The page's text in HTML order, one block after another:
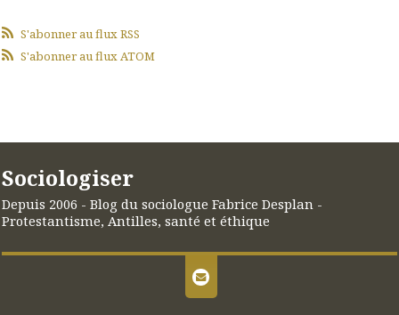
S'abonner au flux RSS
S'abonner au flux ATOM
Sociologiser
Depuis 2006 - Blog du sociologue Fabrice Desplan -
Protestantisme, Antilles, santé et éthique